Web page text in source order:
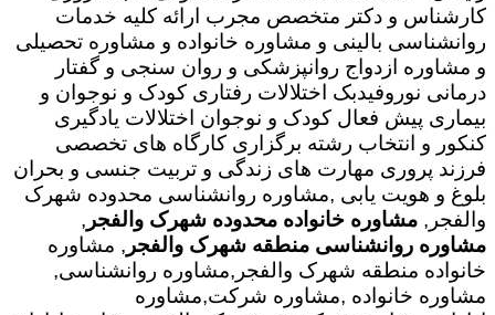
کارشناس و دکتر متخصص مجرب ارائه کلیه خدمات
روانشناسی بالینی و مشاوره خانواده و مشاوره تحصیلی
و مشاوره ازدواج روانپزشکی و روان سنجی و گفتار
درمانی نوروفیدبک اختلالات رفتاری کودک و نوجوان و
بیماری پیش فعال کودک و نوجوان اختلالات یادگیری
کنکور و انتخاب رشته برگزاری کارگاه های تخصصی
فرزند پروری مهارت های زندگی و تربیت جنسی و بحران
بلوغ و هویت یابی ,مشاوره روانشناسی محدوده شهرک
والفجر, مشاوره خانواده محدوده شهرک والفجر ,
مشاوره روانشناسی منطقه شهرک والفجر , مشاوره
خانواده منطقه شهرک والفجر,مشاوره روانشناسی,
مشاوره خانواده ,مشاوره شرکت,مشاوره